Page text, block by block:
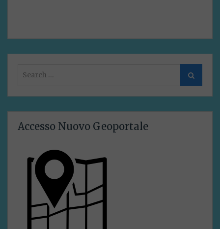
for:
Search
Accesso Nuovo Geoportale